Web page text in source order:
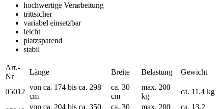
hochwertige Verarbeitung
trittsicher
variabel einsetzbar
leicht
platzsparend
stabil
Art.-
Nr
Länge Breite Belastung Gewicht
05012
von ca. 174 bis ca. 298
cm
ca. 30
cm
max. 200
kg
ca. 11,4 kg
von ca. 204 bis ca. 350 ca. 30 max. 200 ca. 13,2